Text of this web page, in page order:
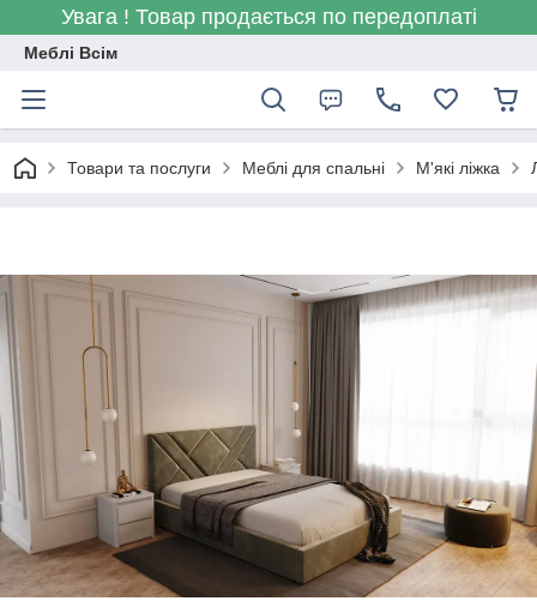
Увага ! Товар продається по передоплаті
Меблі Всім
Товари та послуги Меблі для спальні М'які ліжка